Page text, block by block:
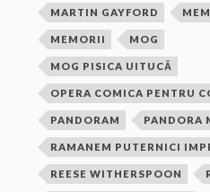
MARTIN GAYFORD
MEMORII MOG
MOG PISICA UITUCĂ
OPERA COMICA PENTRU
PANDORAM PANDORA
RAMANEM PUTERNICI
REESE WITHERSPOON